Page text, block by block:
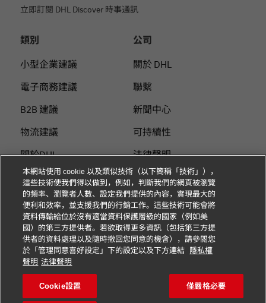
立即訂閱 DHL Discover 時事通訊
類別
小型企業建議
電子商務建議
B2B 建議
物流建議
關於DHL
使用DHL付運
個人付運指南
公司
關於 DHL
聯繫
新聞中心
可持續性
法律聲明
使用條款
隱私
Cookie 设置
關注我們
本網站使用 cookie 以及類似技術（以下簡稱「技術」），
這些技術使我們得以做到，例如，判斷我們的網頁被瀏覽
的頻率、瀏覽者人數、設定我們提供的內容，實現最大的
便利和效率，並支援我們的行銷工作。這些技術可能會將
資料傳輸給位於沒有適當資料保護層級的國家（例如美
國）的第三方提供者。若欲取得更多資訊（包括第三方提
供者的資料處理以及隨時撤回您同意的機會），請參閱您
於「管理同意喜好設定」下的設定以及下方連結
隱私權
聲明 法律聲明
Cookie設置 僅嚴格必要